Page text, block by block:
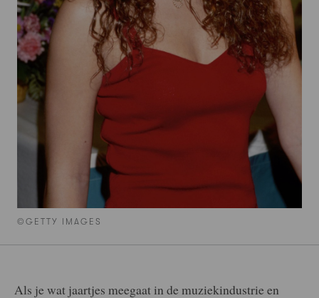
©GETTY IMAGES
Als je wat jaartjes meegaat in de muziekindustrie en